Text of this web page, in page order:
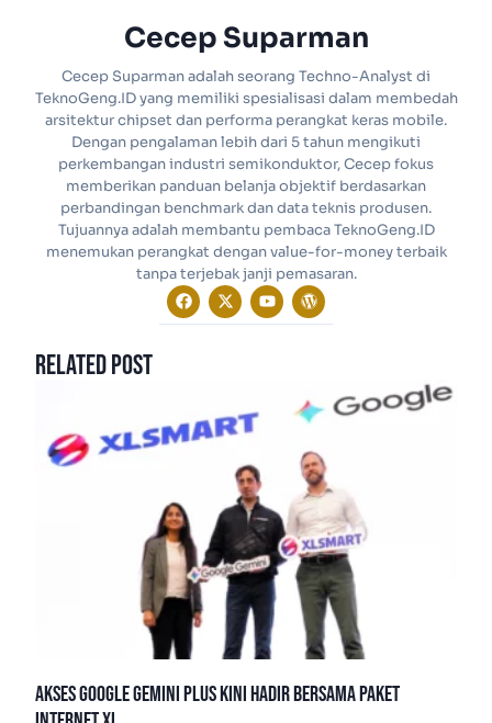
Cecep Suparman
Cecep Suparman adalah seorang Techno-Analyst di
TeknoGeng.ID yang memiliki spesialisasi dalam membedah
arsitektur chipset dan performa perangkat keras mobile.
Dengan pengalaman lebih dari 5 tahun mengikuti
perkembangan industri semikonduktor, Cecep fokus
memberikan panduan belanja objektif berdasarkan
perbandingan benchmark dan data teknis produsen.
Tujuannya adalah membantu pembaca TeknoGeng.ID
menemukan perangkat dengan value-for-money terbaik
tanpa terjebak janji pemasaran.
Related Post
Akses Google Gemini Plus Kini Hadir Bersama Paket